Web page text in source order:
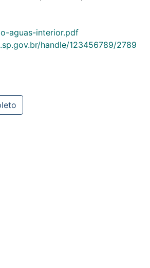
aguas-interior.pdf
handle/123456789/2789